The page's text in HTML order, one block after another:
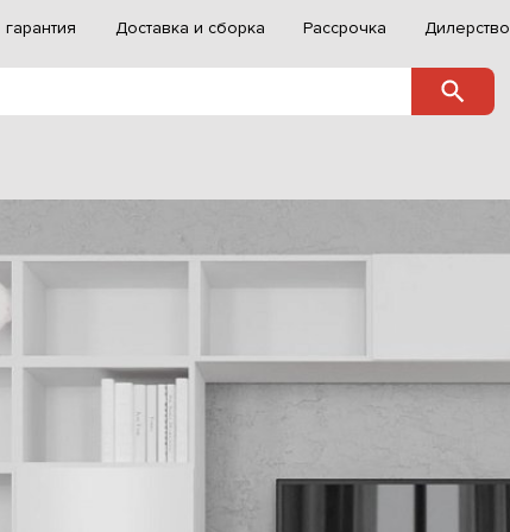
Доставка и сборка Рассрочка Дилерство